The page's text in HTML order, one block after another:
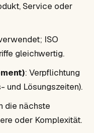
Service oder
ISO
gleichwertig.
: Verpflichtung
und Lösungszeiten).
die nächste
oder Komplexität.